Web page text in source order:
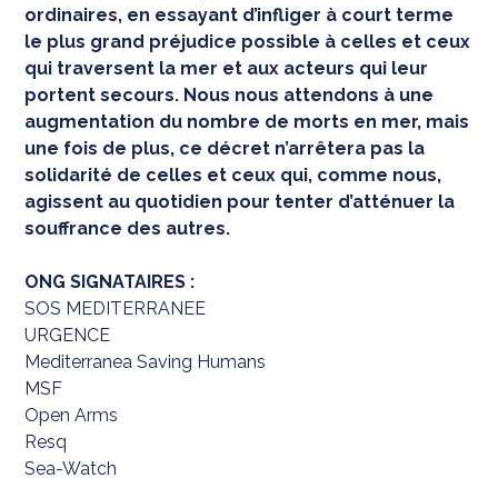
ordinaires, en essayant d’infliger à court terme
le plus grand préjudice possible à celles et ceux
qui traversent la mer et aux acteurs qui leur
portent secours. Nous nous attendons à une
augmentation du nombre de morts en mer, mais
une fois de plus, ce décret n’arrêtera pas la
solidarité de celles et ceux qui, comme nous,
agissent au quotidien pour tenter d’atténuer la
souffrance des autres.
ONG SIGNATAIRES :
SOS MEDITERRANEE
URGENCE
Mediterranea Saving Humans
MSF
Open Arms
Resq
Sea-Watch